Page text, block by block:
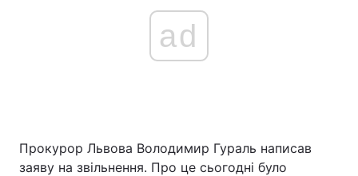
ad
Прокурор Львова Володимир Гураль написав
заяву на звільнення. Про це сьогодні було